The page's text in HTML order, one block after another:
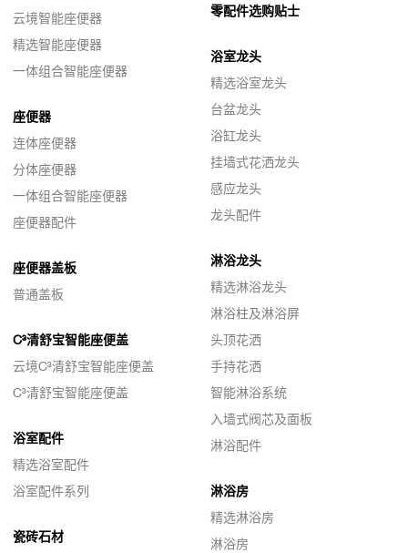
云境智能座便器
精选智能座便器
一体组合智能座便器
座便器
连体座便器
分体座便器
一体组合智能座便器
座便器配件
座便器盖板
普通盖板
C³清舒宝智能座便盖
云境C³清舒宝智能座便盖
C³清舒宝智能座便盖
浴室配件
精选浴室配件
浴室配件系列
瓷砖石材
零配件选购贴士
浴室龙头
精选浴室龙头
台盆龙头
浴缸龙头
挂墙式花洒龙头
感应龙头
龙头配件
淋浴龙头
精选淋浴龙头
淋浴柱及淋浴屏
头顶花洒
手持花洒
智能淋浴系统
入墙式阀芯及面板
淋浴配件
淋浴房
精选淋浴房
淋浴房